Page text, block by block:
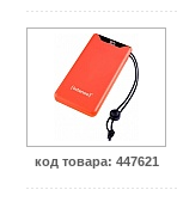
код товара: 447621